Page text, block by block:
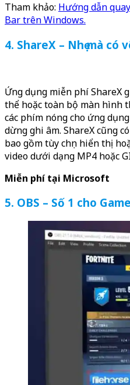
Tham khảo: Hướng dẫn
Bar trên Windows.
4. ShareX – Nhẹ mà có
Ứng dụng miễn phí ShareX
thể hoặc toàn bộ màn hình
các phím nóng cho ứng
dừng ghi âm. ShareX cũng
bao gồm tùy chọn hiển thị
video dưới dạng MP4 hoặc
Miễn phí tại Microsoft
5. OBS – Số 1 cho